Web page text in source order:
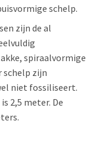
schelp.
zijn de al
spiraalvormige
schelp zijn
niet fossiliseert.
2,5 meter. De